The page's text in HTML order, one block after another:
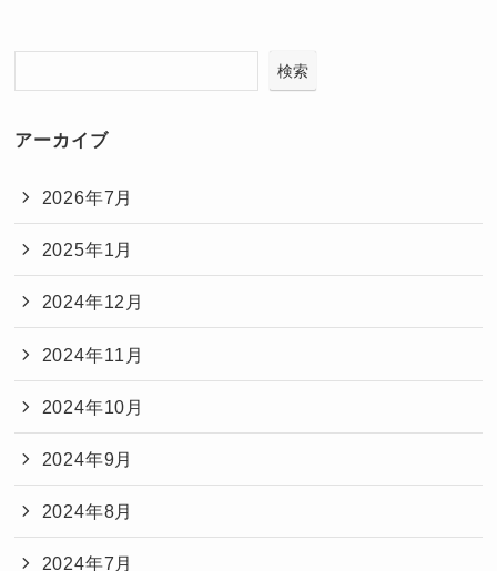
検索
アーカイブ
2026年7月
2025年1月
2024年12月
2024年11月
2024年10月
2024年9月
2024年8月
2024年7月